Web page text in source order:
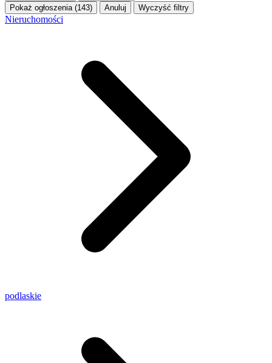
Pokaż ogłoszenia (143)
Anuluj Wyczyść filtry
Nieruchomości
podlaskie